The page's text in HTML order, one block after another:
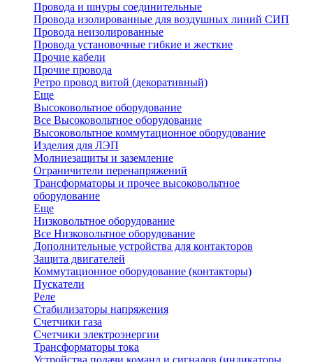
Провода и шнуры соединительные
Провода изолированные для воздушных линий СИП
Провода неизолированные
Провода установочные гибкие и жесткие
Прочие кабели
Прочие провода
Ретро провод витой (декоративный)
Еще
Высоковольтное оборудование
Все Высоковольтное оборудование
Высоковольтное коммутационное оборудование
Изделия для ЛЭП
Молниезащиты и заземление
Ограничители перенапряжений
Трансформаторы и прочее высоковольтное
оборудование
Еще
Низковольтное оборудование
Все Низковольтное оборудование
Дополнительные устройства для контакторов
Защита двигателей
Коммутационное оборудование (контакторы)
Пускатели
Реле
Стабилизаторы напряжения
Счетчики газа
Счетчики электроэнергии
Трансформаторы тока
Устройства подачи команд и сигналов (индикаторы,